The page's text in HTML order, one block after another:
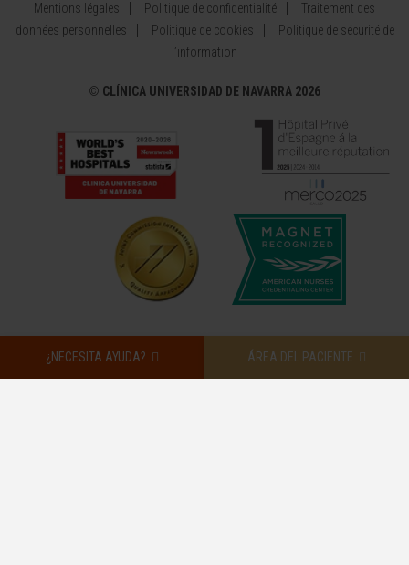
¿NECESITA AYUDA? ÁREA DEL PACIENTE
Mentions légales Politique de confidentialité
Traitement des
données personnelles
Politique de cookies
Politique de sécurité de
l’information
© CLÍNICA UNIVERSIDAD DE NAVARRA 2026